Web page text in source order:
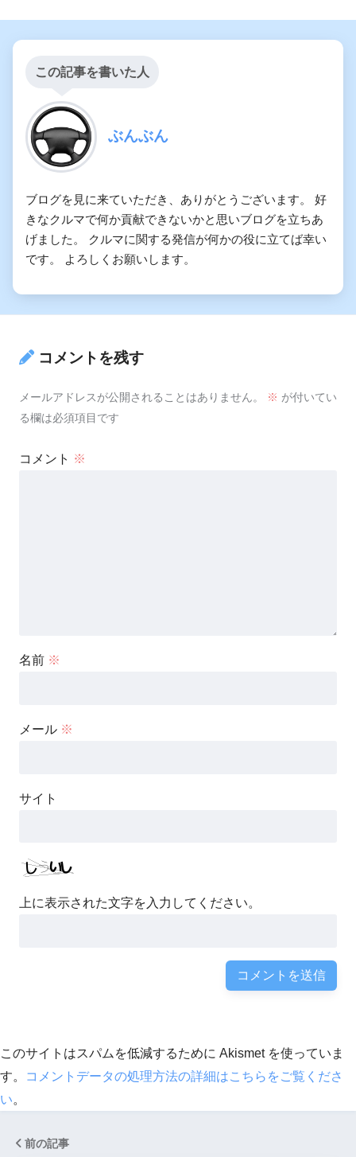
この記事を書いた人
ぶんぶん
ブログを見に来ていただき、ありがとうございます。 好
きなクルマで何か貢献できないかと思いブログを立ちあ
げました。 クルマに関する発信が何かの役に立てば幸い
です。 よろしくお願いします。
コメントを残す
メールアドレスが公開されることはありません。 ※ が付いてい
る欄は必須項目です
コメント ※
名前 ※
メール ※
サイト
上に表示された文字を入力してください。
このサイトはスパムを低減するために Akismet を使っていま
す。
コメントデータの処理方法の詳細はこちらをご覧くださ
い。
前の記事